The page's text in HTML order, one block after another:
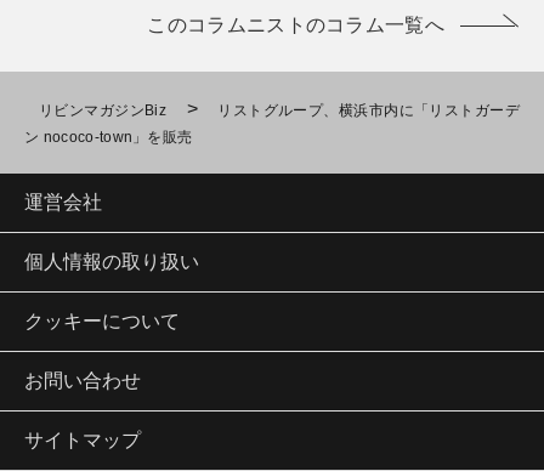
このコラムニストのコラム一覧へ
リビンマガジンBiz >
リストグループ、横浜市内に「リストガーデ
ン nococo-town」を販売
運営会社
個人情報の取り扱い
クッキーについて
お問い合わせ
サイトマップ